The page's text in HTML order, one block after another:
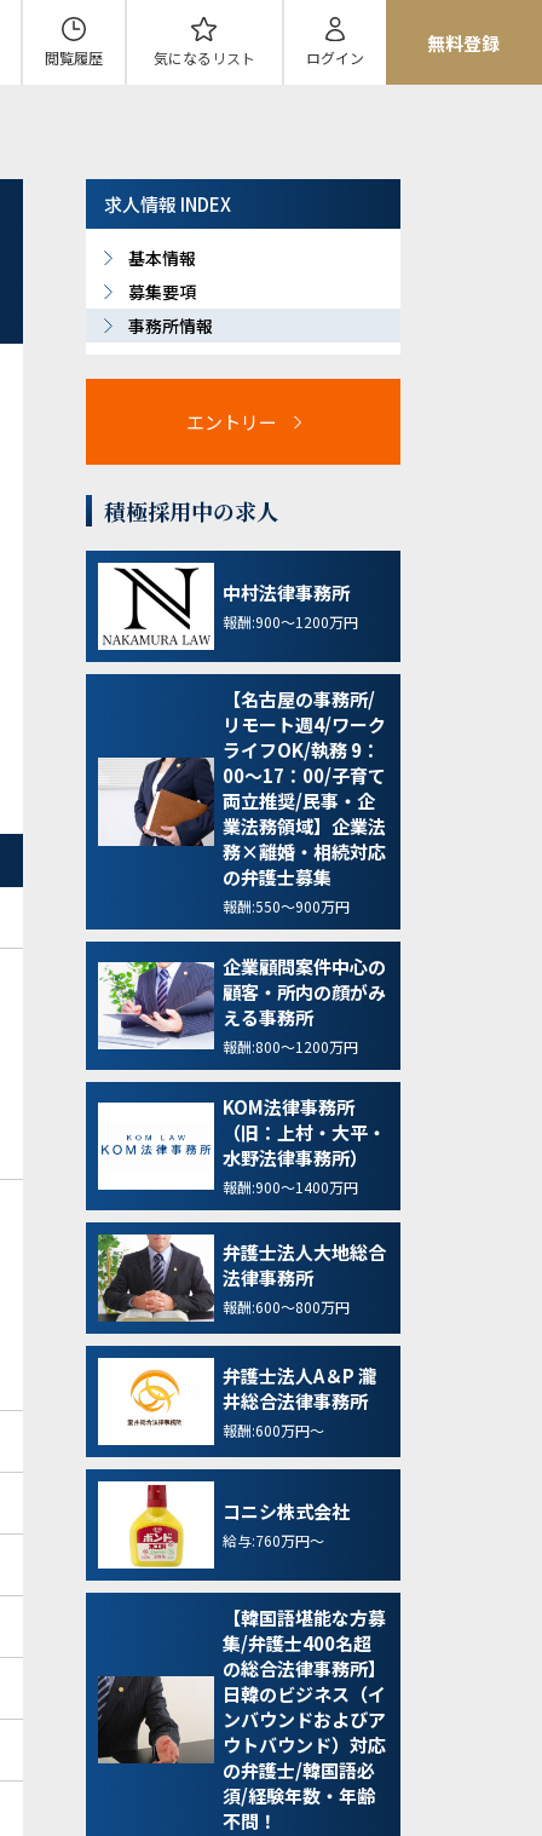
閲覧履歴 気になる リスト ログイン
無料登録
求人情報 INDEX
基本情報
募集要項
事務所情報
エントリー
積極採用中の求人
中村法律事務所
報酬:900～1200万円
【名古屋の事務所/
リモート週4/ワーク
ライフOK/執務 9：
00～17：00/子育て
両立推奨/民事・企
業法務領域】企業法
務×離婚・相続対応
の弁護士募集
報酬:550～900万円
企業顧問案件中心の
顧客・所内の顔がみ
える事務所
報酬:800～1200万円
KOM法律事務所
（旧：上村・大平・
水野法律事務所）
報酬:900～1400万円
弁護士法人大地総合
法律事務所
報酬:600～800万円
弁護士法人A＆P 瀧
井総合法律事務所
報酬:600万円～
コニシ株式会社
給与:760万円～
【韓国語堪能な方募
集/弁護士400名超
の総合法律事務所】
日韓のビジネス（イ
ンバウンドおよびア
ウトバウンド）対応
の弁護士/韓国語必
須/経験年数・年齢
不問！